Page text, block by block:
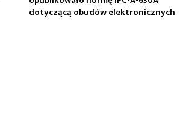
dotyczącą obudów elektronicznych